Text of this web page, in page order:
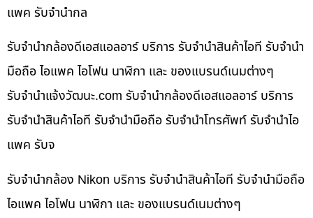
แพค รับจำนำกล
รับจำนำกล้องดีเอสแอลอาร์ บริการ รับจำนำสินค้าไอที รับจำนำ
มือถือ ไอแพค ไอโฟน นาฬิกา และ ของแบรนด์เนมต่างๆ
รับจํานําแจ้งวัฒนะ.com รับจำนำกล้องดีเอสแอลอาร์ บริการ
รับจำนำสินค้าไอที รับจำนำมือถือ รับจำนำโทรศัพท์ รับจำนำไอ
แพค รับจ
รับจำนำกล้อง Nikon บริการ รับจำนำสินค้าไอที รับจำนำมือถือ
ไอแพค ไอโฟน นาฬิกา และ ของแบรนด์เนมต่างๆ